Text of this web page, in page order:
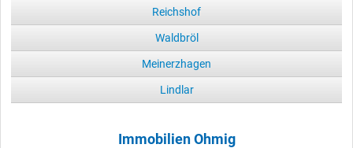
Reichshof
Waldbröl
Meinerzhagen
Lindlar
Immobilien Ohmig